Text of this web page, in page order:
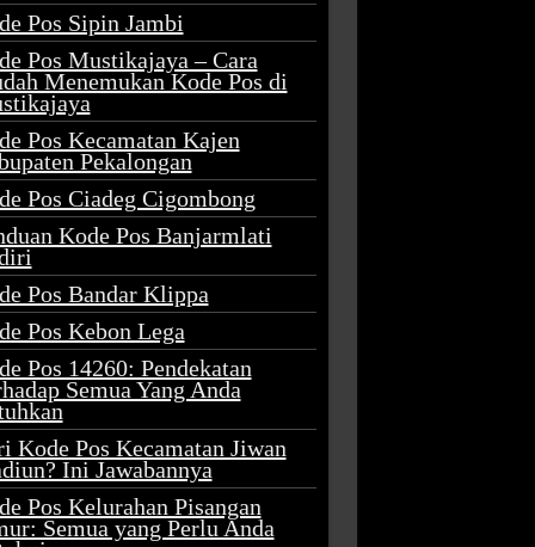
Pos Sipin Jambi
Pos Mustikajaya – Cara
Menemukan Kode Pos di
Pos Kecamatan Kajen
Pekalongan
Pos Ciadeg Cigombong
Kode Pos Banjarmlati
Pos Bandar Klippa
Pos Kebon Lega
Pos 14260: Pendekatan
Semua Yang Anda
Kode Pos Kecamatan Jiwan
Ini Jawabannya
Pos Kelurahan Pisangan
Semua yang Perlu Anda